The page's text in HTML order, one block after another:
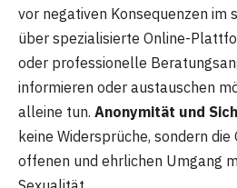
vor negativen Konsequenzen im
über spezialisierte Online-
oder professionelle
informieren oder austauschen
alleine tun. Anonymität und
keine Widersprüche, sondern
offenen und ehrlichen Umgang